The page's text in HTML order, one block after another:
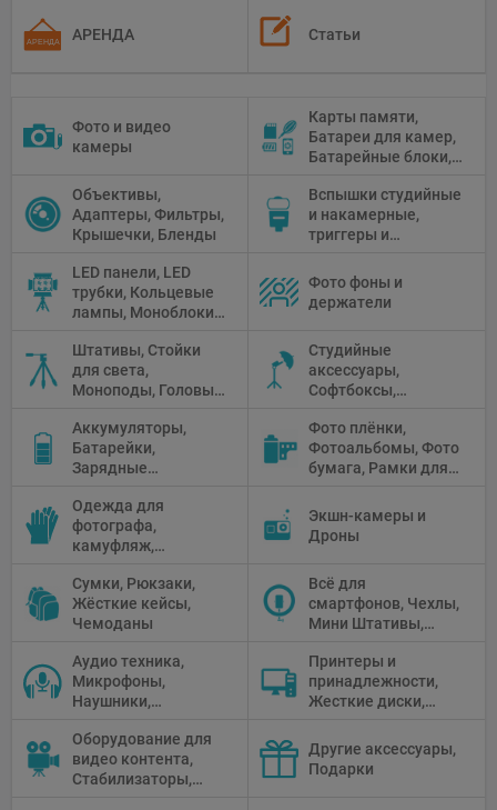
АРЕНДА Статьи
Фото и видео
камеры
Карты памяти,
Батареи для камер,
Батарейные блоки,
Объективы,
Адаптеры, Фильтры,
Крышечки, Бленды
Вспышки студийные
и накамерные,
триггеры и
LED панели, LED
трубки, Кольцевые
лампы, Моноблоки,
Флуоресцентное и
галогенное
освещение
Фото фоны и
держатели
Штативы, Стойки
для света,
Моноподы, Головы
Студийные
аксессуары,
Софтбоксы,
Рефлекторы,
Отражатели,
Предметные
Аккумуляторы,
Батарейки,
Зарядные
питания, Солнечные
панели
Фото плёнки,
Фотоальбомы, Фото
бумага, Рамки для
камеры
Одежда для
фотографа,
камуфляж,
Экшн-камеры и
Дроны
Сумки, Рюкзаки,
Жёсткие кейсы,
Чемоданы
Всё для
смартфонов, Чехлы,
Мини Штативы,
Аудио техника,
Микрофоны,
Наушники,
микшеры, Кабели и
адаптеры
Принтеры и
принадлежности,
Жесткие диски,
Проекторы,
Графические
Планшеты, Бумага
Оборудование для
видео контента,
Стабилизаторы,
Другие аксессуары,
Подарки